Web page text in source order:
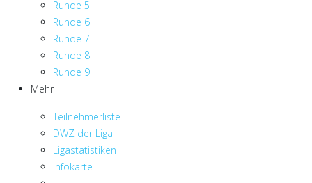
Runde 5
Runde 6
Runde 7
Runde 8
Runde 9
Mehr
Teilnehmerliste
DWZ der Liga
Ligastatistiken
Infokarte